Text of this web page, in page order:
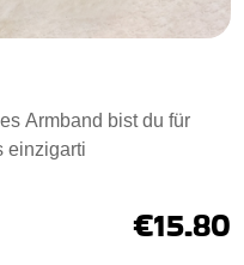
Armband bist du für
einzigarti
€15.80